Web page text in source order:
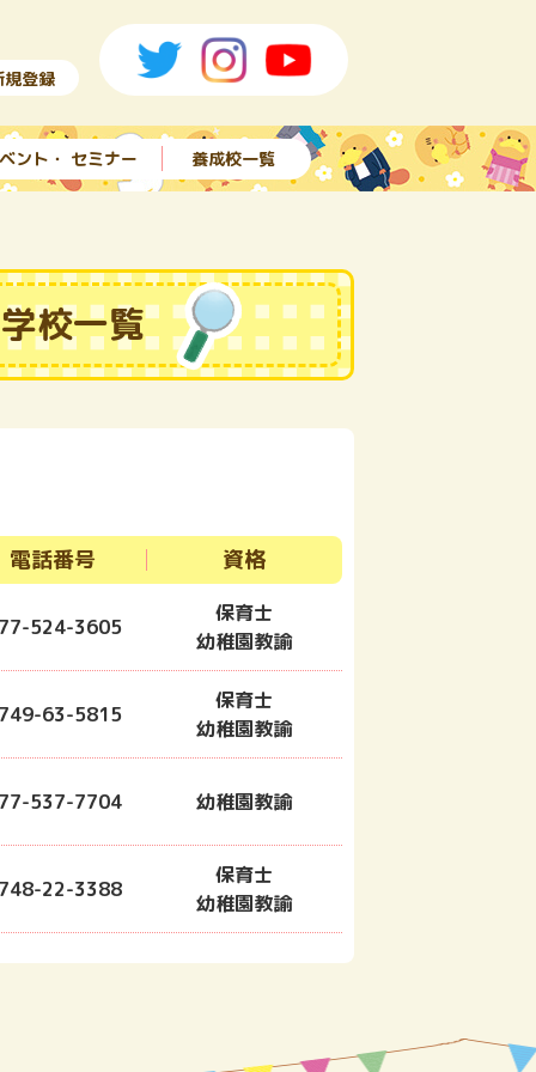
規登録
ント・ セミナー 養成校一覧
校一覧
電話番号 資格
524-3605
保育士
幼稚園教諭
63-5815
保育士
幼稚園教諭
537-7704 幼稚園教諭
22-3388
保育士
幼稚園教諭